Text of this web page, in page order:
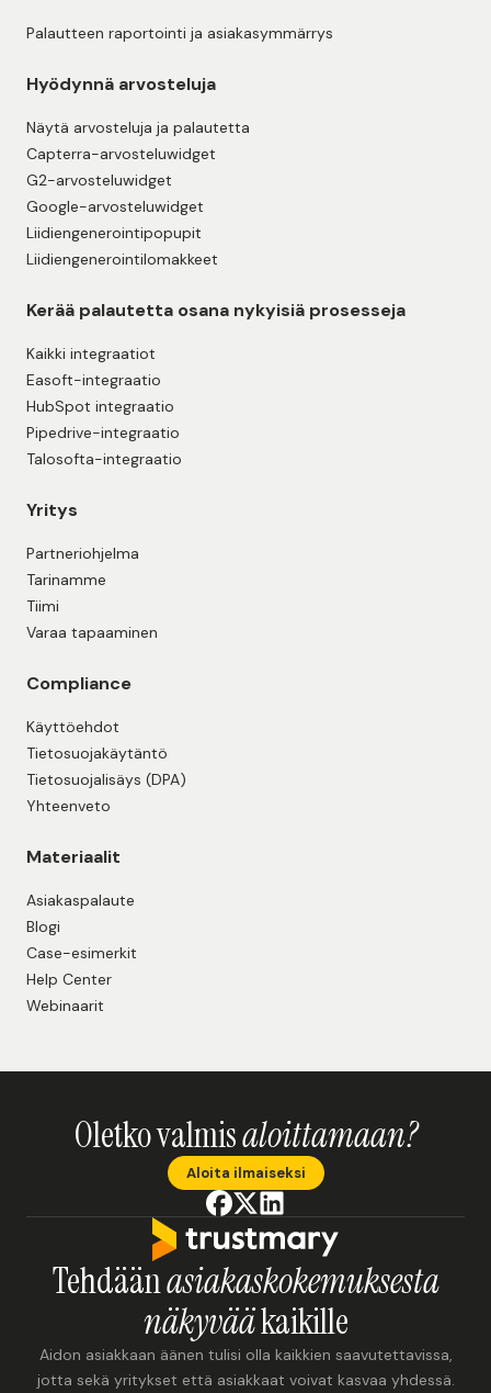
Palautteen raportointi ja asiakasymmärrys
Hyödynnä arvosteluja
Näytä arvosteluja ja palautetta
Capterra-arvosteluwidget
G2-arvosteluwidget
Google-arvosteluwidget
Liidiengenerointipopupit
Liidiengenerointilomakkeet
Kerää palautetta osana nykyisiä prosesseja
Kaikki integraatiot
Easoft-integraatio
HubSpot integraatio
Pipedrive-integraatio
Talosofta-integraatio
Yritys
Partneriohjelma
Tarinamme
Tiimi
Varaa tapaaminen
Compliance
Käyttöehdot
Tietosuojakäytäntö
Tietosuojalisäys (DPA)
Yhteenveto
Materiaalit
Asiakaspalaute
Blogi
Case-esimerkit
Help Center
Webinaarit
Oletko valmisaloittamaan?
Aloita ilmaiseksi
Tehdäänasiakaskokemuksesta
näkyvääkaikille
Aidon asiakkaan äänen tulisi olla kaikkien saavutettavissa,
jotta sekä yritykset että asiakkaat voivat kasvaa yhdessä.